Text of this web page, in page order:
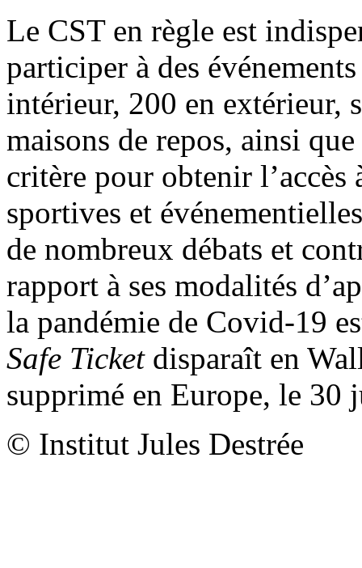
Le CST en règle est
participer à des
intérieur, 200 en extérieur,
maisons de repos, ainsi
critère pour obtenir
sportives et
de nombreux débats et
rapport à ses modalités
la pandémie de Covid-19
Safe Ticketdisparaît en
supprimé en Europe, le 30
© Institut Jules Destrée